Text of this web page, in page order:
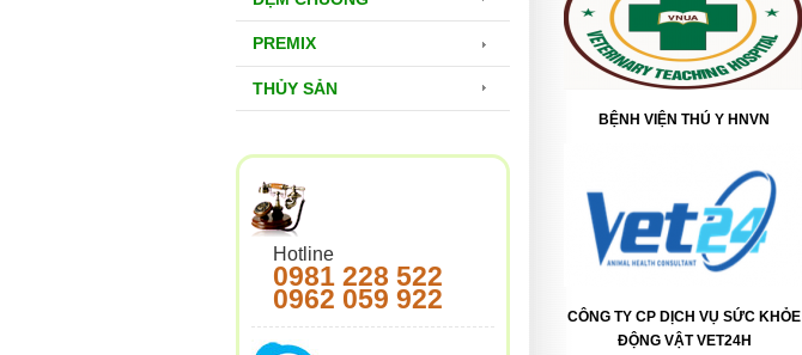
PREMIX
THỦY SẢN
Hotline
0981 228 522
0962 059 922
BỆNH VIỆN THÚ Y HNVN
CÔNG TY CP DỊCH VỤ SỨC KHỎE
ĐỘNG VẬT VET24H